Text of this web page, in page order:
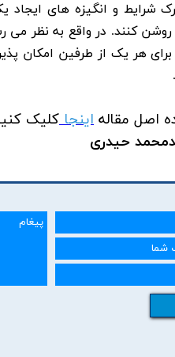
شرایط و انگیزه های
روشن کنند. در واقع به نظر
برای هر یک از طرفین امکان
اصل مقاله اینجاکلیک
حیدری